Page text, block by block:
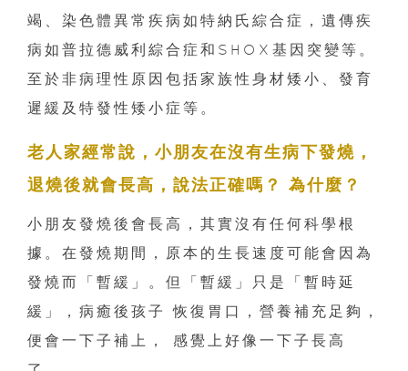
竭、染色體異常疾病如特納氏綜合症，遺傳疾
病如普拉德威利綜合症和SHOX基因突變等。
至於非病理性原因包括家族性身材矮小、發育
遲緩及特發性矮小症等。
老人家經常說，小朋友在沒有生病下發燒，
退燒後就會長高，說法正確嗎？ 為什麼？
小朋友發燒後會長高，其實沒有任何科學根
據。在發燒期間，原本的生長速度可能會因為
發燒而「暫緩」。但「暫緩」只是「暫時延
緩」，病癒後孩子 恢復胃口，營養補充足夠，
便會一下子補上， 感覺上好像一下子長高